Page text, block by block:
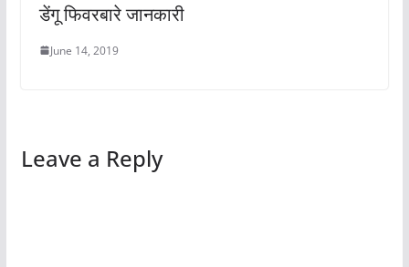
डेंगू फिवरबारे जानकारी
June 14, 2019
Leave a Reply